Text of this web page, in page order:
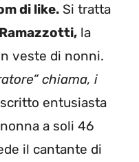
di like. Si tratta
la
veste di nonni.
chiama, i
scritto entusiasta
a soli 46
il cantante di